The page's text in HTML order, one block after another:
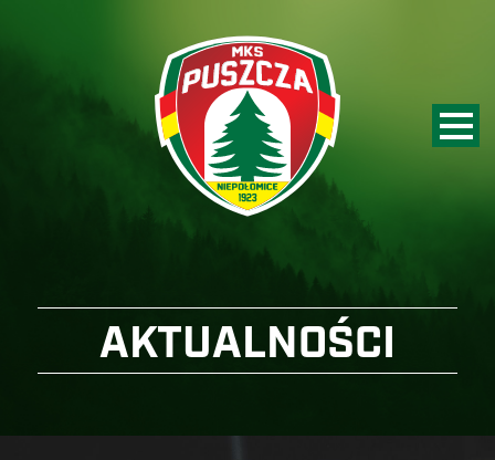
AKTUALNOŚCI